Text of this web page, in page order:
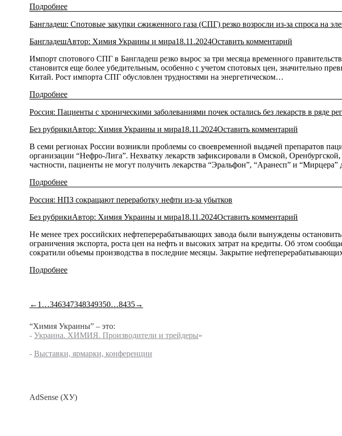
Подробнее
Бангладеш: Спотовые закупки сжиженного газа (СПГ) резко возросли из-за спроса на
БангладешАвтор: Химия Украины и мира18.11.2024Оставить комментарий
Импорт спотового СПГ в Бангладеш резко вырос за три месяца временного
становится еще более убедительным, особенно с учетом спотовых цен, значительно
Китай. Рост импорта СПГ обусловлен трудностями на энергетическом…
Подробнее
Россия: Пациенты с хроническими заболеваниями почек остались без лекарств в ряде
Без рубрикиАвтор: Химия Украины и мира18.11.2024Оставить комментарий
В семи регионах России возникли проблемы со своевременной выдачей препаратов
организации “Нефро-Лига”. Нехватку лекарств зафиксировали в Омской,
частности, пациенты не могут получить лекарства “Эральфон”, “Аранесп” и
Подробнее
Россия: НПЗ сокращают переработку нефти из-за убытков
Без рубрикиАвтор: Химия Украины и мира18.11.2024Оставить комментарий
Не менее трех российских нефтеперерабатывающих завода были вынуждены
ограничения экспорта, роста цен на нефть и высоких затрат на кредиты. Об этом
сократили объемы производства в последние месяцы. Закрытие
Подробнее
← 1 …346347348349350…8435→
“Химия Украины” – это:
- Украина. ХИМИЯ. Производители и трейдеры»
- Выставки, ярмарки, конференции
AdSense (ХУ)